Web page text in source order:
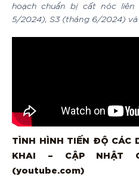
hoạch chuẩn bị cất nóc
5/2024), S3 (tháng 6/2024)
TÌNH HÌNH TIẾN ĐỘ CÁC
KHAI – CẬP NHẬT
(youtube.com)